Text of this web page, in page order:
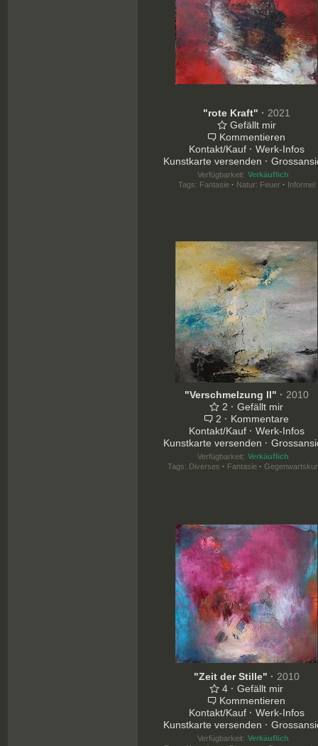
"rote Kraft" · 2021
Gefällt mir
Kommentieren
Kontakt/Kauf · Werk-Infos
Kunstkarte versenden ·
Verfügbarkeit: Verkäuflich
Tags: Fantasie · Natur: Feuer · Informel
"Verschmelzung ll" · 2010
2 · Gefällt mir
2 · Kommentare
Kontakt/Kauf · Werk-Infos
Kunstkarte versenden ·
Verfügbarkeit: Verkäuflich
Tags: Diverses · Fantasie ·
"Zeit der Stille" · 2010
4 · Gefällt mir
Kommentieren
Kontakt/Kauf · Werk-Infos
Kunstkarte versenden ·
Verfügbarkeit: Verkäuflich